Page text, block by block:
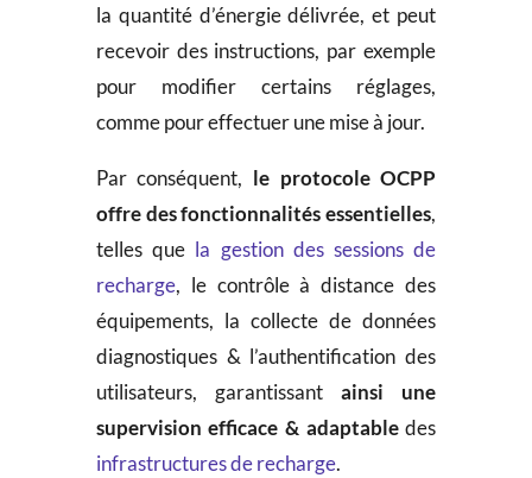
la quantité d’énergie délivrée, et peut
recevoir des instructions, par exemple
pour modifier certains réglages,
comme pour effectuer une mise à jour.
Par conséquent, le protocole OCPP
offre des fonctionnalités essentielles,
telles que la gestion des sessions de
recharge, le contrôle à distance des
équipements, la collecte de données
diagnostiques & l’authentification des
utilisateurs, garantissantainsi une
supervision efficace & adaptabledes
infrastructures de recharge.